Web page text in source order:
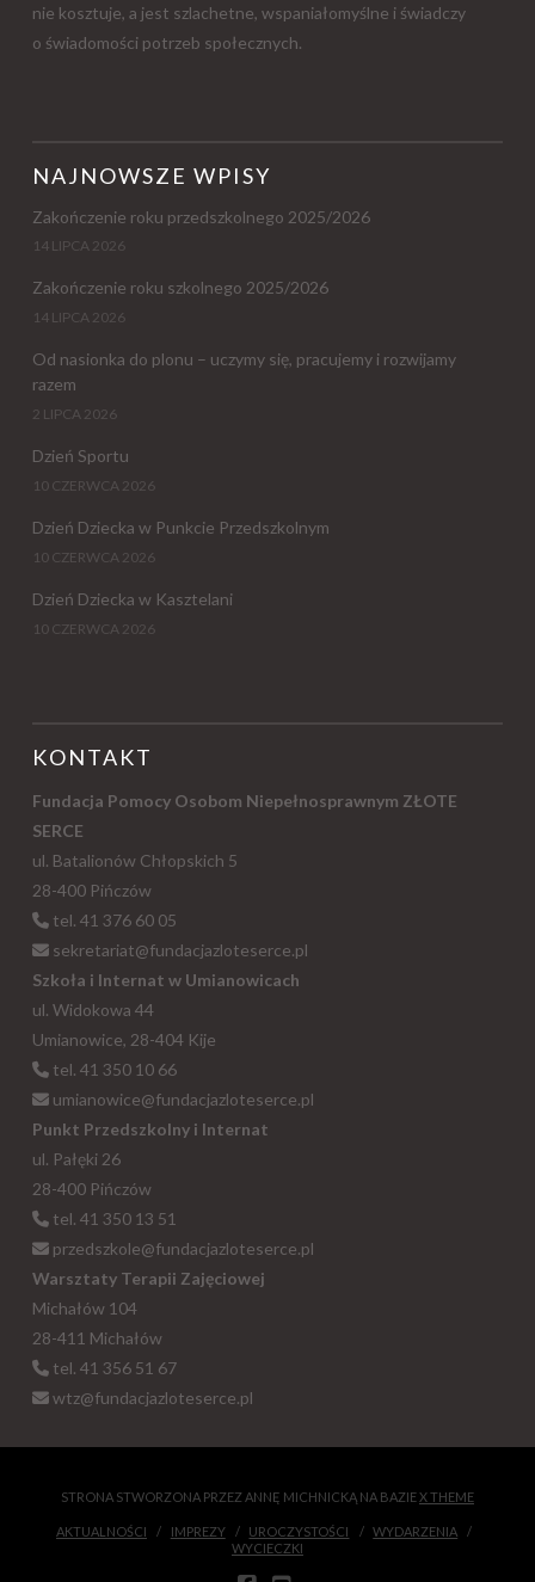
nie kosztuje, a jest szlachetne, wspaniałomyślne i świadczy
o świadomości potrzeb społecznych.
NAJNOWSZE WPISY
Zakończenie roku przedszkolnego 2025/2026
14 LIPCA 2026
Zakończenie roku szkolnego 2025/2026
14 LIPCA 2026
Od nasionka do plonu – uczymy się, pracujemy i rozwijamy
razem
2 LIPCA 2026
Dzień Sportu
10 CZERWCA 2026
Dzień Dziecka w Punkcie Przedszkolnym
10 CZERWCA 2026
Dzień Dziecka w Kasztelani
10 CZERWCA 2026
KONTAKT
Fundacja Pomocy Osobom Niepełnosprawnym ZŁOTE
SERCE
ul. Batalionów Chłopskich 5
28-400 Pińczów
tel. 41 376 60 05
sekretariat@fundacjazloteserce.pl
Szkoła i Internat w Umianowicach
ul. Widokowa 44
Umianowice, 28-404 Kije
tel. 41 350 10 66
umianowice@fundacjazloteserce.pl
Punkt Przedszkolny i Internat
ul. Pałęki 26
28-400 Pińczów
tel. 41 350 13 51
przedszkole@fundacjazloteserce.pl
Warsztaty Terapii Zajęciowej
Michałów 104
28-411 Michałów
tel. 41 356 51 67
wtz@fundacjazloteserce.pl
STRONA STWORZONA PRZEZ ANNĘ MICHNICKĄ NA BAZIEX THEME
AKTUALNOŚCI IMPREZY UROCZYSTOŚCI
WYDARZENIA
WYCIECZKI